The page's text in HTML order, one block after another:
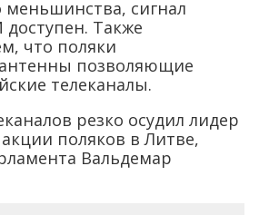
меньшинства, сигнал
Также
что поляки
позволяющие
телеканалы.
резко осудил лидер
поляков в Литве,
Вальдемар